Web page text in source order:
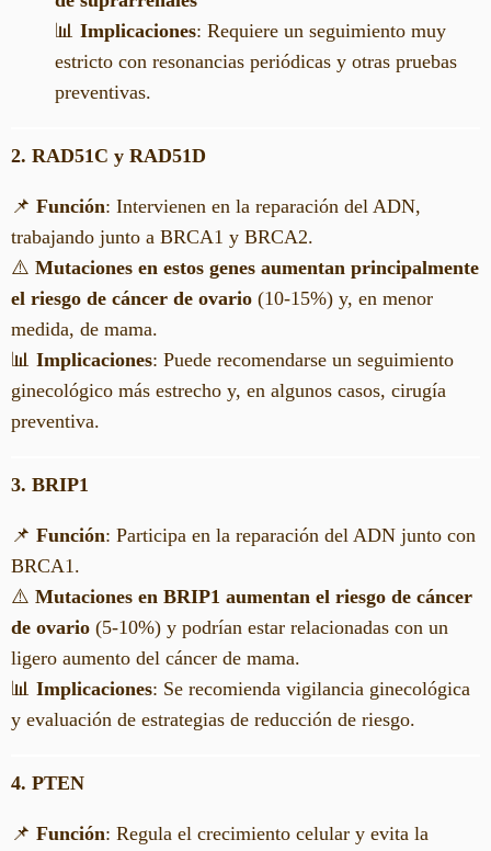
📊 Implicaciones: Requiere un seguimiento muy
estricto con resonancias periódicas y otras pruebas
preventivas.
2. RAD51C y RAD51D
📌 Función: Intervienen en la reparación del ADN,
trabajando junto a BRCA1 y BRCA2.
⚠️ Mutaciones en estos genes aumentan principalmente
el riesgo de cáncer de ovario (10-15%) y, en menor
medida, de mama.
📊 Implicaciones: Puede recomendarse un seguimiento
ginecológico más estrecho y, en algunos casos, cirugía
preventiva.
3. BRIP1
📌 Función: Participa en la reparación del ADN junto con
BRCA1.
⚠️ Mutaciones en BRIP1 aumentan el riesgo de cáncer
de ovario (5-10%) y podrían estar relacionadas con un
ligero aumento del cáncer de mama.
📊 Implicaciones: Se recomienda vigilancia ginecológica
y evaluación de estrategias de reducción de riesgo.
4. PTEN
📌 Función: Regula el crecimiento celular y evita la